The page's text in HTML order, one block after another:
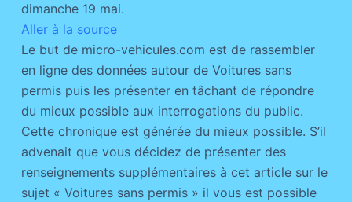
dimanche 19 mai.
Aller à la source
Le but de micro-vehicules.com est de rassembler
en ligne des données autour de Voitures sans
permis puis les présenter en tâchant de répondre
du mieux possible aux interrogations du public.
Cette chronique est générée du mieux possible. S’il
advenait que vous décidez de présenter des
renseignements supplémentaires à cet article sur le
sujet « Voitures sans permis » il vous est possible